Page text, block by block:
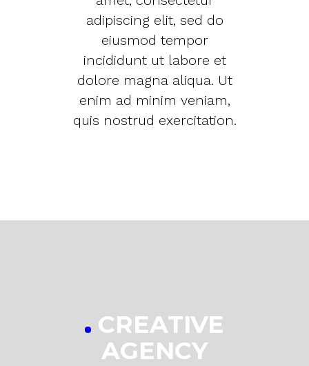
adipiscing elit, sed do
eiusmod tempor
incididunt ut labore et
dolore magna aliqua. Ut
enim ad minim veniam,
quis nostrud exercitation.
CREATIVE
AGENCY